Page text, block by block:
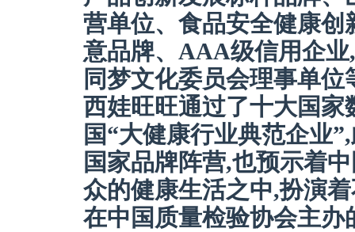
营单位、食品安全健康创
意品牌、AAA级信用企
同梦文化委员会理事单位
西娃旺旺通过了十大国
国“大健康行业典范企业
国家品牌阵营,也预示着
众的健康生活之中,扮演
在中国质量检验协会主办